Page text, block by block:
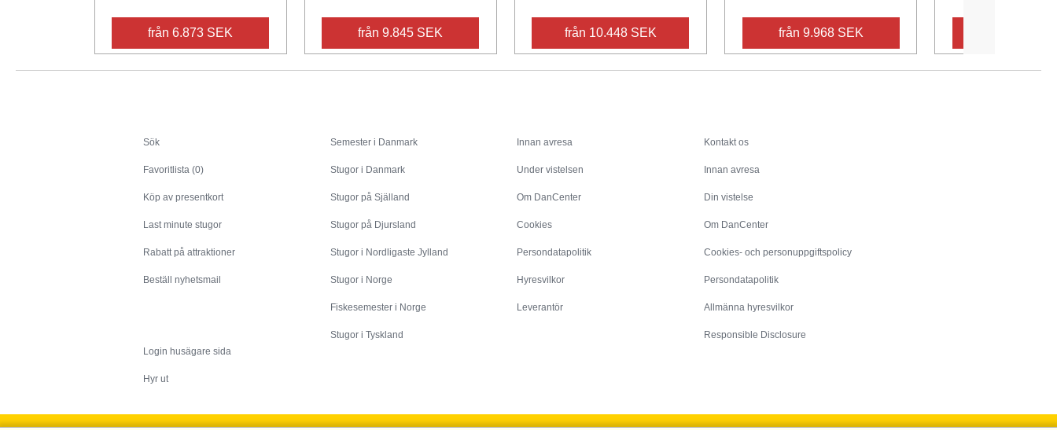
från 6.873 SEK från 9.845 SEK från 10.448 SEK från 9.968 SEK
Sök
Favoritlista (0)
Köp av presentkort
Last minute stugor
Rabatt på attraktioner
Beställ nyhetsmail
Login husägare sida
Hyr ut
Semester i Danmark
Stugor i Danmark
Stugor på Själland
Stugor på Djursland
Stugor i Nordligaste Jylland
Stugor i Norge
Fiskesemester i Norge
Stugor i Tyskland
Innan avresa
Under vistelsen
Om DanCenter
Cookies
Persondatapolitik
Hyresvilkor
Leverantör
Kontakt os
Innan avresa
Din vistelse
Om DanCenter
Cookies- och personuppgiftspolicy
Persondatapolitik
Allmänna hyresvilkor
Responsible Disclosure